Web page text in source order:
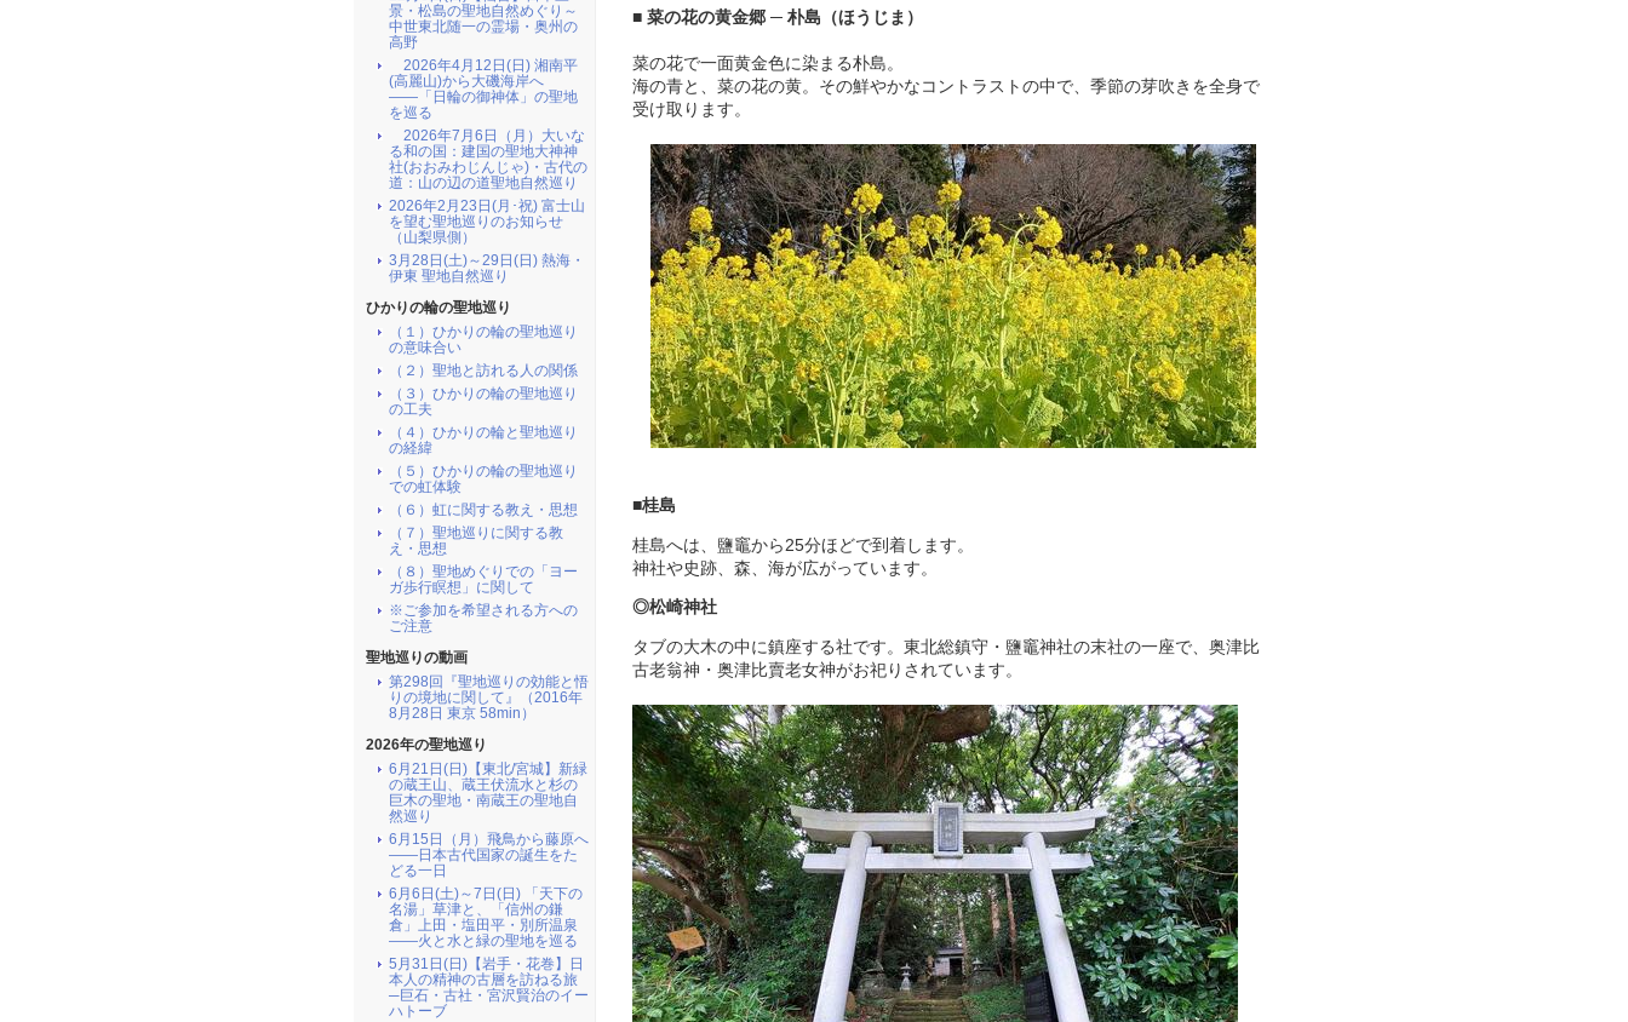
■ 菜の花の黄金郷 ─ 朴島（ほうじま）
菜の花で一面黄金色に染まる朴島。
海の青と、菜の花の黄。その鮮やかなコントラストの中で、季節の芽吹きを全身で
受け取ります。
■桂島
桂島へは、鹽竈から25分ほどで到着します。
神社や史跡、森、海が広がっています。
◎松崎神社
タブの大木の中に鎮座する社です。東北総鎮守・鹽竈神社の末社の一座で、奥津比
古老翁神・奥津比賣老女神がお祀りされています。
景・松島の聖地自然めぐり～
中世東北随一の霊場・奥州の
高野
2026年4月12日(日) 湘南平
(高麗山)から大磯海岸へ
――「日輪の御神体」の聖地
を巡る
2026年7月6日（月）大いな
る和の国：建国の聖地大神神
社(おおみわじんじゃ)・古代の
道：山の辺の道聖地自然巡り
2026年2月23日(月･祝) 富士山
を望む聖地巡りのお知らせ
（山梨県側）
3月28日(土)～29日(日) 熱海・
伊東 聖地自然巡り
ひかりの輪の聖地巡り
（１）ひかりの輪の聖地巡り
の意味合い
（２）聖地と訪れる人の関係
（３）ひかりの輪の聖地巡り
の工夫
（４）ひかりの輪と聖地巡り
の経緯
（５）ひかりの輪の聖地巡り
での虹体験
（６）虹に関する教え・思想
（７）聖地巡りに関する教
え・思想
（８）聖地めぐりでの「ヨー
ガ歩行瞑想」に関して
※ご参加を希望される方への
ご注意
聖地巡りの動画
第298回『聖地巡りの効能と悟
りの境地に関して』（2016年
8月28日 東京 58min）
2026年の聖地巡り
6月21日(日)【東北/宮城】新緑
の蔵王山、蔵王伏流水と杉の
巨木の聖地・南蔵王の聖地自
然巡り
6月15日（月）飛鳥から藤原へ
――日本古代国家の誕生をた
どる一日
6月6日(土)～7日(日) 「天下の
名湯」草津と、「信州の鎌
倉」上田・塩田平・別所温泉
――火と水と緑の聖地を巡る
5月31日(日)【岩手・花巻】日
本人の精神の古層を訪ねる旅
─巨石・古社・宮沢賢治のイー
ハトーブ